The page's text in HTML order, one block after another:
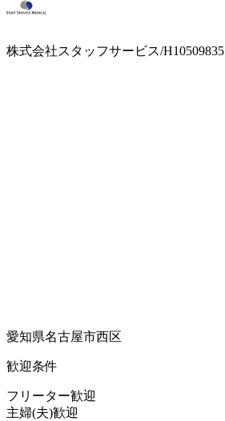
株式会社スタッフサービス/H10509835
愛知県名古屋市西区
歓迎条件
フリーター歓迎
主婦(夫)歓迎